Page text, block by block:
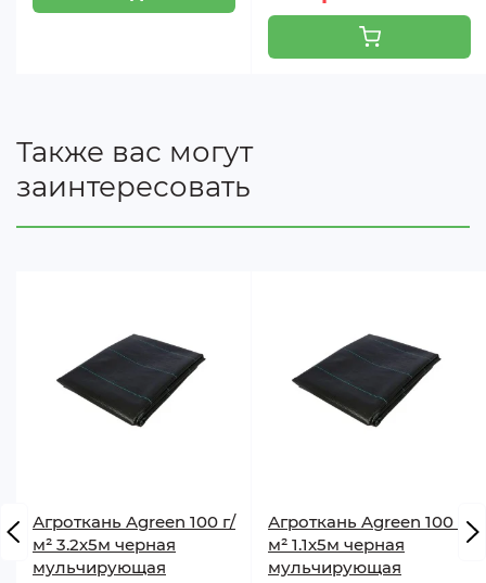
Также вас могут
заинтересовать
Агроткань Agreen 100 г/
м² 3.2х5м черная
мульчирующая
Агроткань Agreen 100 г/
м² 1.1х5м черная
мульчирующая